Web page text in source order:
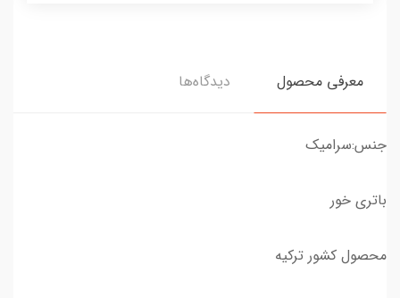
معرفی محصول دیدگاه‌ها
جنس:سرامیک
باتری خور
محصول کشور ترکیه